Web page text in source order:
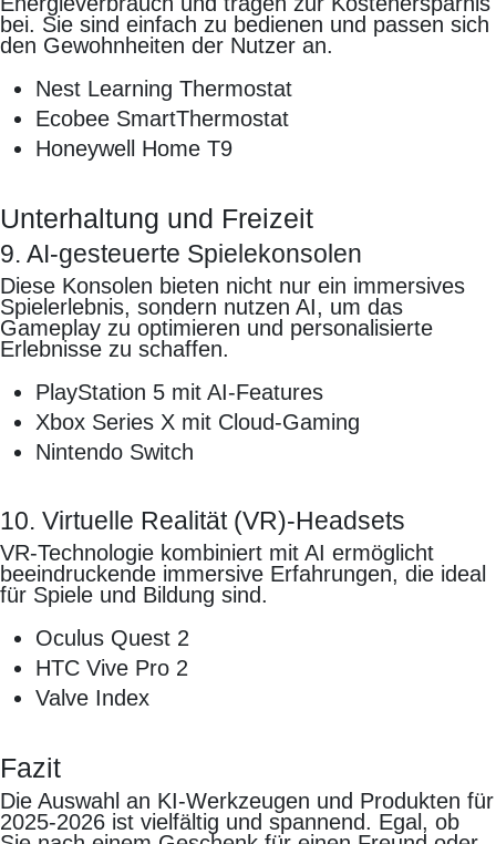
bei. Sie sind einfach zu bedienen und passen sich
den Gewohnheiten der Nutzer an.
Nest Learning Thermostat
Ecobee SmartThermostat
Honeywell Home T9
Unterhaltung und Freizeit
9. AI-gesteuerte Spielekonsolen
Diese Konsolen bieten nicht nur ein immersives
Spielerlebnis, sondern nutzen AI, um das
Gameplay zu optimieren und personalisierte
Erlebnisse zu schaffen.
PlayStation 5 mit AI-Features
Xbox Series X mit Cloud-Gaming
Nintendo Switch
10. Virtuelle Realität (VR)-Headsets
VR-Technologie kombiniert mit AI ermöglicht
beeindruckende immersive Erfahrungen, die ideal
für Spiele und Bildung sind.
Oculus Quest 2
HTC Vive Pro 2
Valve Index
Fazit
Die Auswahl an KI-Werkzeugen und Produkten für
2025-2026 ist vielfältig und spannend. Egal, ob